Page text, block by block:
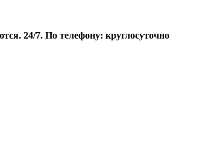
24/7. По телефону: круглосуточно